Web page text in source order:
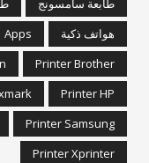
طابعة سامسونج
هواتف ذكية
Apps
Printer Brother
Printer HP
Printer Samsung
Printer Xprinter